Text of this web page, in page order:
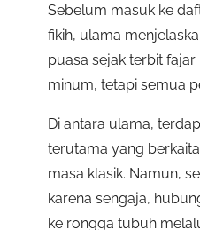
Sebelum masuk ke
fikih, ulama
puasa sejak terbit
minum, tetapi semua
Di antara ulama,
terutama yang
masa klasik. Namun,
karena sengaja,
ke rongga tubuh